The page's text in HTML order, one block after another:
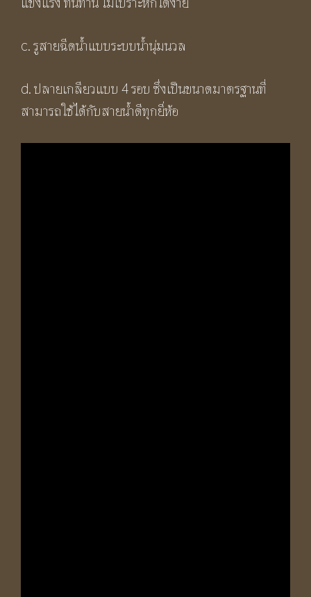
c. รูสายฉีดน้ำแบบระบบน้ำนุ่มนวล
d. ปลายเกลียวแบบ 4 รอบ ซึ่งเป็นขนาดมาตรฐานที่
สามารถใช้ได้กับสายน้ำดีทุกยี่ห้อ